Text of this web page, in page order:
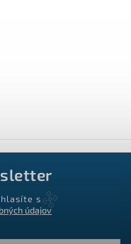
s
údajov